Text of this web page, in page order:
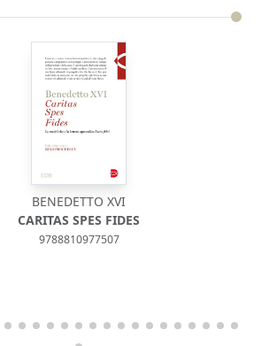
BENEDETTO XVI
CARITAS SPES FIDES
9788810977507